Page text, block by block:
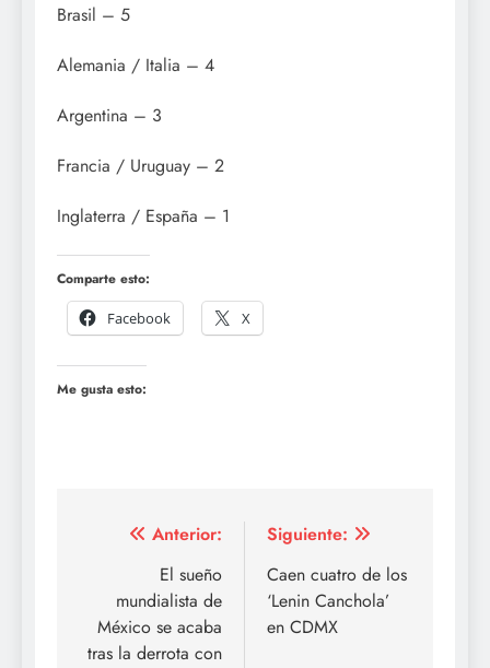
Brasil – 5
Alemania / Italia – 4
Argentina – 3
Francia / Uruguay – 2
Inglaterra / España – 1
Comparte esto:
Facebook
X
Me gusta esto:
Navegación
entradas
Anterior:
El sueño
mundialista de
México se acaba
tras la derrota con
Siguiente:
Caen cuatro de los
‘Lenin Canchola’
en CDMX